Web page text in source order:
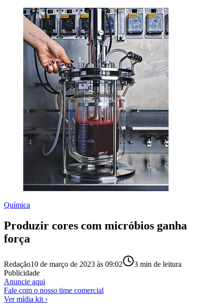
Química
Produzir cores com micróbios ganha
força
Redação10 de março de 2023 às 09:02 3 min de leitura
Publicidade
Anuncie aqui
Fale com o nosso time comercial
Ver mídia kit ›